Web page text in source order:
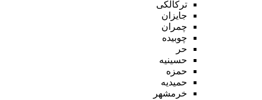
ترکالکی
جایزان
چمران
چوبیده
حر
حسینیه
حمزه
حمیدیه
خرمشهر